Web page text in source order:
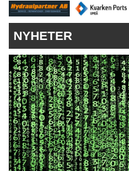
PRENUMERERA
ANNONSERA
NYHETER